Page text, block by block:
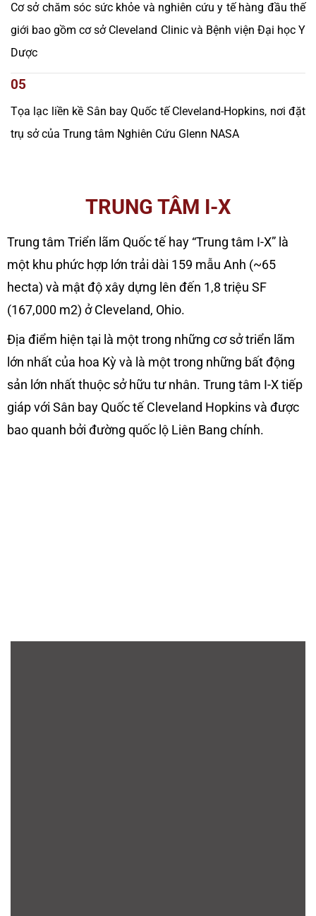
Cơ sở chăm sóc sức khỏe và nghiên cứu y tế hàng đầu thế
giới bao gồm cơ sở Cleveland Clinic và Bệnh viện Đại học Y
Dược
05
Tọa lạc liền kề Sân bay Quốc tế Cleveland-Hopkins, nơi đặt
trụ sở của Trung tâm Nghiên Cứu Glenn NASA
TRUNG TÂM I-X
Trung tâm Triển lãm Quốc tế hay “Trung tâm I-X” là
một khu phức hợp lớn trải dài 159 mẫu Anh (~65
hecta) và mật độ xây dựng lên đến 1,8 triệu SF
(167,000 m2) ở Cleveland, Ohio.
Địa điểm hiện tại là một trong những cơ sở triển lãm
lớn nhất của hoa Kỳ và là một trong những bất động
sản lớn nhất thuộc sở hữu tư nhân. Trung tâm I-X tiếp
giáp với Sân bay Quốc tế Cleveland Hopkins và được
bao quanh bởi đường quốc lộ Liên Bang chính.